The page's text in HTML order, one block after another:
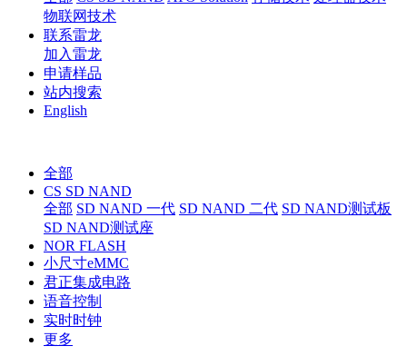
物联网技术
联系雷龙
加入雷龙
申请样品
站内搜索
English
全部
CS SD NAND
全部 SD NAND 一代 SD NAND 二代 SD NAND测试板
SD NAND测试座
NOR FLASH
小尺寸eMMC
君正集成电路
语音控制
实时时钟
更多